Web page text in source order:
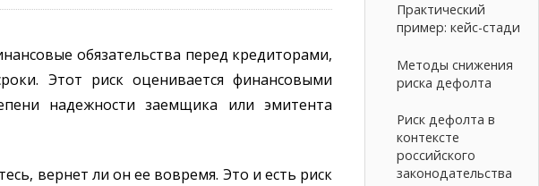
обязательства перед кредиторами,
Этот риск оценивается финансовыми
надежности заемщика или эмитента
вернет ли он ее вовремя. Это и есть риск
Практический
пример: кейс-стади
Методы снижения
риска дефолта
Риск дефолта в
контексте
российского
законодательства